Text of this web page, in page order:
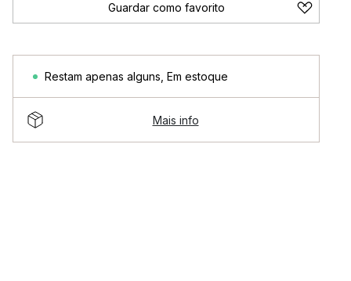
Guardar como favorito
Restam apenas alguns Em estoque
Mais info